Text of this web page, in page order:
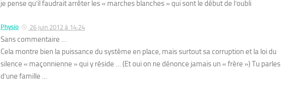
je pense qu’il faudrait arrêter les « marches blanches » qui sont le début de l’oubli
Physio 26 juin 2012 à 14:24
Sans commentaire …
Cela montre bien la puissance du système en place, mais surtout sa corruption et la loi du
silence « maçonnienne » qui y réside … (Et oui on ne dénonce jamais un « frère ») Tu parles
d’une famille …